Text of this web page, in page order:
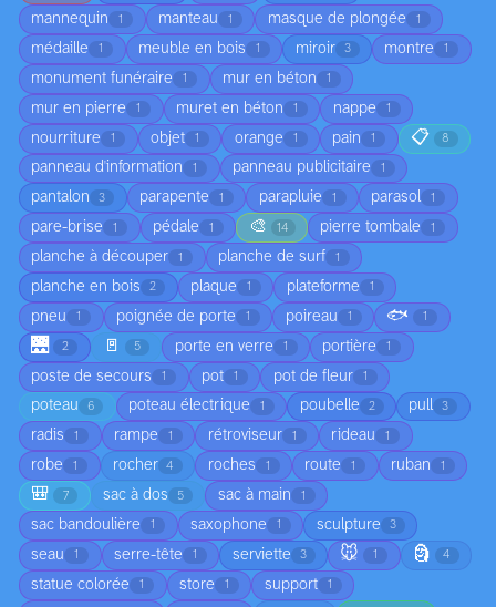
mannequin 1 manteau 1 masque de plongée 1
médaille 1 meuble en bois 1 miroir 3 montre 1
monument funéraire 1 mur en béton 1
mur en pierre 1 muret en béton 1 nappe 1
nourriture 1 objet 1 orange 1 pain 1 📋 8
panneau d'information 1 panneau publicitaire 1
pantalon 3 parapente 1 parapluie 1 parasol 1
pare-brise 1 pédale 1 🎨 14 pierre tombale 1
planche à découper 1 planche de surf 1
planche en bois 2 plaque 1 plateforme 1
pneu 1 poignée de porte 1 poireau 1 🐟 1
🌉 2 🚪 5 porte en verre 1 portière 1
poste de secours 1 pot 1 pot de fleur 1
poteau 6 poteau électrique 1 poubelle 2 pull 3
radis 1 rampe 1 rétroviseur 1 rideau 1
robe 1 rocher 4 roches 1 route 1 ruban 1
🎒 7 sac à dos 5 sac à main 1
sac bandoulière 1 saxophone 1 sculpture 3
seau 1 serre-tête 1 serviette 3 🐭 1 🗿 4
statue colorée 1 store 1 support 1